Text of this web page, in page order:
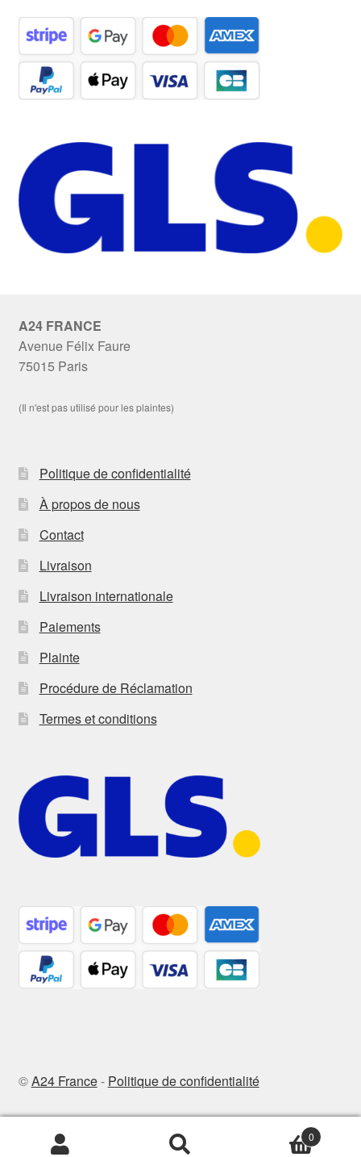
A24 FRANCE
Avenue Félix Faure
75015 Paris
(Il n'est pas utilisé pour les plaintes)
Politique de confidentialité
À propos de nous
Contact
Livraison
Livraison internationale
Paiements
Plainte
Procédure de Réclamation
Termes et conditions
©A24 France- Politique de confidentialité
Recherche
Recherche
0